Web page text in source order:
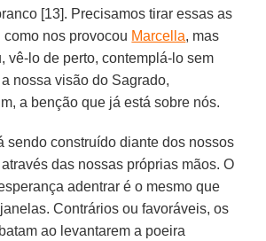
[13]. Precisamos tirar essas as
nos provocou Marcella, mas
vê-lo de perto, contemplá-lo sem
nossa visão do Sagrado,
a benção que já está sobre nós.
sendo construído diante dos nossos
das nossas próprias mãos. O
adentrar é o mesmo que
Contrários ou favoráveis, os
ao levantarem a poeira